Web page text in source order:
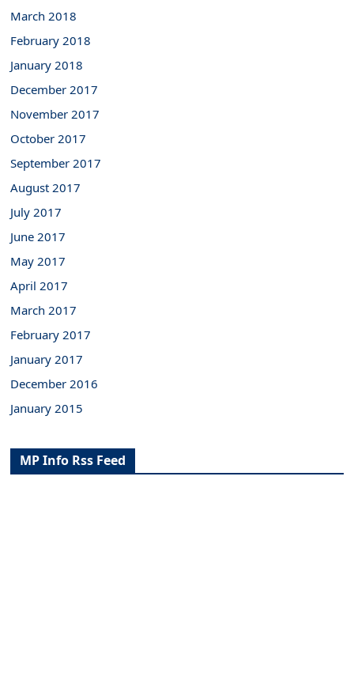
March 2018
February 2018
January 2018
December 2017
November 2017
October 2017
September 2017
August 2017
July 2017
June 2017
May 2017
April 2017
March 2017
February 2017
January 2017
December 2016
January 2015
MP Info Rss Feed